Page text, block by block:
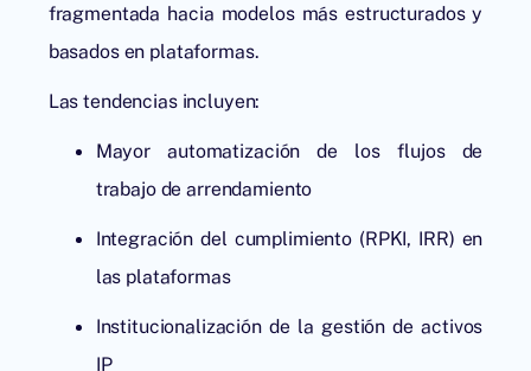
fragmentada hacia modelos más estructurados y
basados en plataformas.
Las tendencias incluyen:
Mayor automatización de los flujos de
trabajo de arrendamiento
Integración del cumplimiento (RPKI, IRR) en
las plataformas
Institucionalización de la gestión de activos
IP